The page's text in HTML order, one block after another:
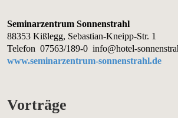
Seminarzentrum Sonnenstrahl
88353 Kißlegg, Sebastian-Kneipp-Str. 1
Telefon 07563/189-0 info@hotel-
www.seminarzentrum-sonnenstrahl.de
Vorträge